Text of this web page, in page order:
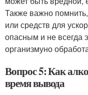
Также важно
или средств для
опасным и не всегда
организмуно
Вопрос 5: Как
время вывода